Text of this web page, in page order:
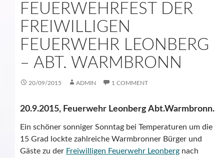
FEUERWEHRFEST DER
FREIWILLIGEN
FEUERWEHR LEONBERG
– ABT. WARMBRONN
20/09/2015 ADMIN 1 COMMENT
20.9.2015, Feuerwehr Leonberg Abt.Warmbronn.
Ein schöner sonniger Sonntag bei Temperaturen um die
15 Grad lockte zahlreiche Warmbronner Bürger und
Gäste zu der Freiwilligen Feuerwehr Leonberg nach